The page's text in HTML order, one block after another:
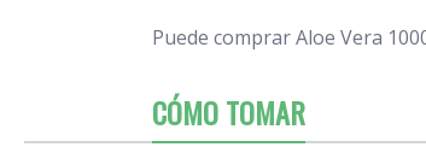
Puede comprar Aloe Vera
CÓMO TOMAR